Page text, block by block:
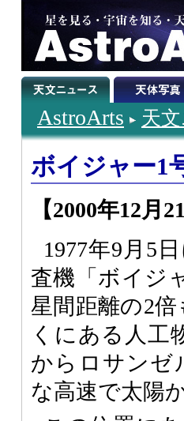
AstroArts 天
ボイジャー1
【2000年12月
1977年9月5
査機「ボイジ
星間距離の2
くにある人工
からロサンゼ
な高速で太陽